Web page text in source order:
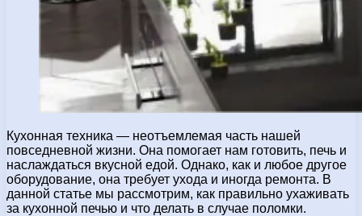
Кухонная техника — неотъемлемая часть нашей
повседневной жизни. Она помогает нам готовить, печь и
наслаждаться вкусной едой. Однако, как и любое другое
оборудование, она требует ухода и иногда ремонта. В
данной статье мы рассмотрим, как правильно ухаживать
за кухонной печью и что делать в случае поломки.